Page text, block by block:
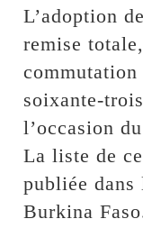
L’adoption
remise
soixante-
l’occasion
La liste de
publiée
Burkina